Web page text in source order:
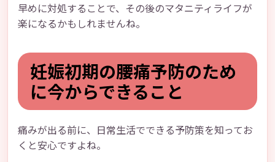
早めに対処することで、その後のマタニティライフが
楽になるかもしれませんね。
妊娠初期の腰痛予防のため
に今からできること
痛みが出る前に、日常生活でできる予防策を知ってお
くと安心ですよね。